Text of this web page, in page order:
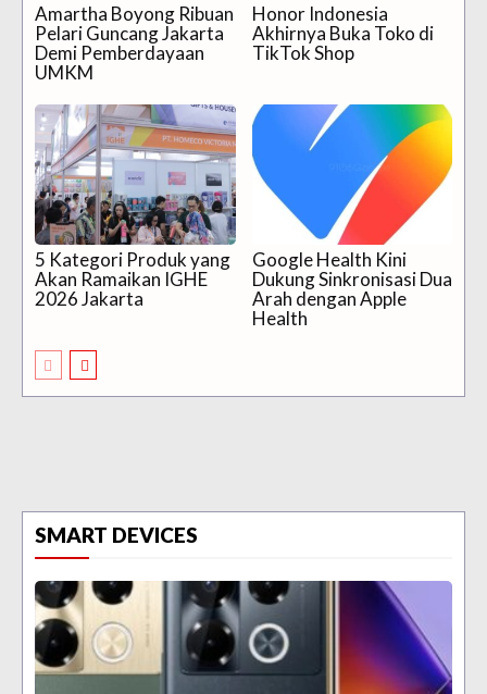
Amartha Boyong Ribuan
Pelari Guncang Jakarta
Demi Pemberdayaan
UMKM
Honor Indonesia
Akhirnya Buka Toko di
TikTok Shop
5 Kategori Produk yang
Akan Ramaikan IGHE
2026 Jakarta
Google Health Kini
Dukung Sinkronisasi Dua
Arah dengan Apple
Health
SMART DEVICES